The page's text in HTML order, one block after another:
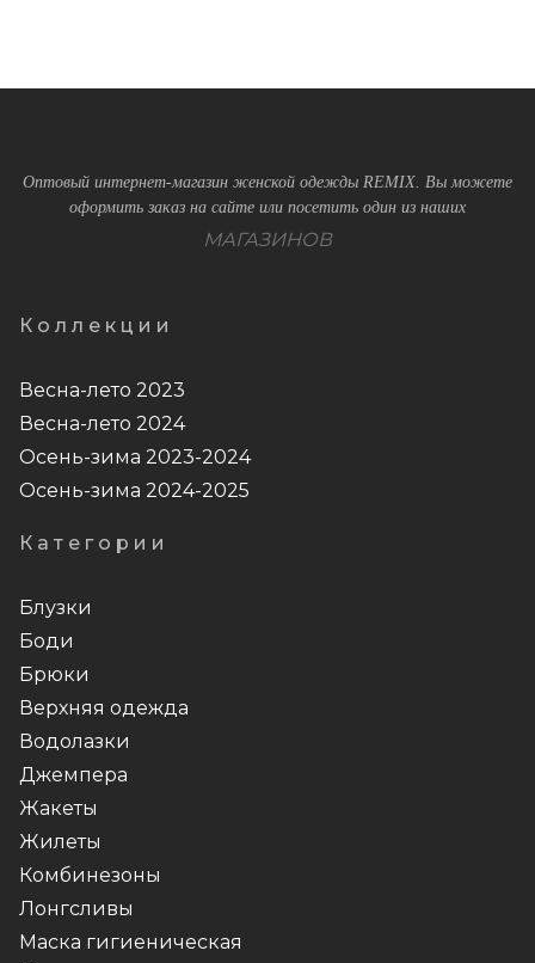
Оптовый интернет-магазин женской одежды REMIX. Вы можете
оформить заказ на сайте или посетить один из наших
МАГАЗИНОВ
Коллекции
Весна-лето 2023
Весна-лето 2024
Осень-зима 2023-2024
Осень-зима 2024-2025
Категории
Блузки
Боди
Брюки
Верхняя одежда
Водолазки
Джемпера
Жакеты
Жилеты
Комбинезоны
Лонгсливы
Маска гигиеническая